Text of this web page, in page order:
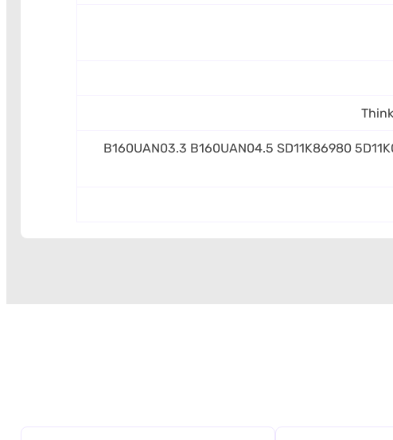
B160UAN03.3 B160UAN04.5 SD11K86980